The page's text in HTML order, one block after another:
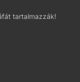
tartalmazzák!